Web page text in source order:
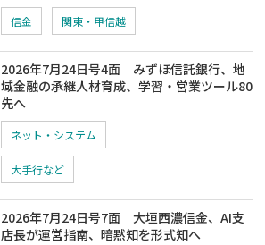
信金 関東・甲信越
2026年7月24日号4面 みずほ信託銀行、地
域金融の承継人材育成、学習・営業ツール80
先へ
ネット・システム
大手行など
2026年7月24日号7面 大垣西濃信金、AI支
店長が運営指南、暗黙知を形式知へ